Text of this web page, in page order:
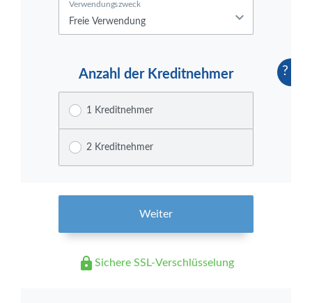
Verwendungszweck
?
Anzahl der Kreditnehmer
1 Kreditnehmer
2 Kreditnehmer
Weiter
Sichere SSL-Verschlüsselung